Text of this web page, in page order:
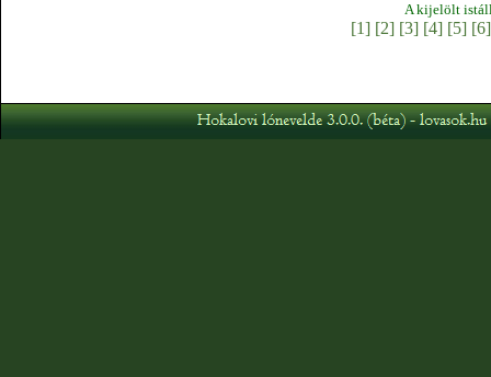
A kijelölt
[1] [2] [3] [4] [5] [6]